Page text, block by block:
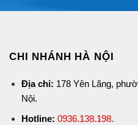
CHI NHÁNH HÀ NỘI
Địa chỉ: 178 Yên Lãng,
Nội.
Hotline: 0936.138.198.